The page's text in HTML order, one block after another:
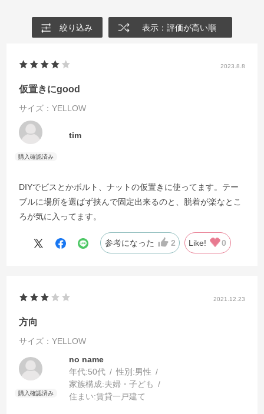
絞り込み 表示：評価が高い順
2023.8.8
仮置きにgood
サイズ：YELLOW
tim
DIYでビスとかボルト、ナットの仮置きに使ってます。テー
ブルに場所を選ばず挟んで固定出来るのと、脱着が楽なとこ
ろが気に入ってます。
参考になった 2 Like! 0
2021.12.23
方向
サイズ：YELLOW
no name
年代:50代 性別:男性
家族構成:夫婦・子ども
住まい:賃貸一戸建て